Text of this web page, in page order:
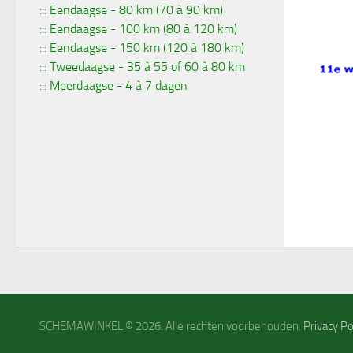
::: Eendaagse - 80 km (70 à 90 km)
::: Eendaagse - 100 km (80 à 120 km)
::: Eendaagse - 150 km (120 à 180 km)
::: Tweedaagse - 35 à 55 of 60 à 80 km
::: Meerdaagse - 4 à 7 dagen
SCHEMAWINKEL © 2026. Alle rechten voorbehouden. Privacy